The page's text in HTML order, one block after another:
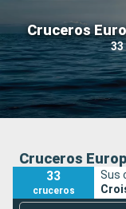
Cruceros
Fecha de salida
Cruceros
33
cruceros
Sus